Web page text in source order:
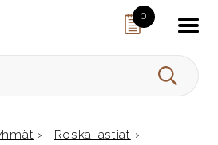
0
HAE
› Roska-astiat ›